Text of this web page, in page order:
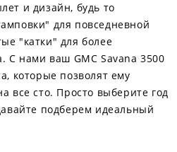
и дизайн, будь то
для повседневной
"катки" для более
С нами ваш GMC Savana 3500
которые позволят ему
все сто. Просто выберите год
подберем идеальный